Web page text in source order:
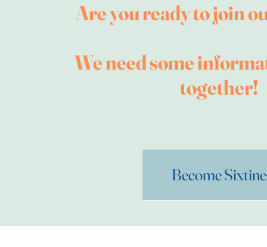
Are you ready to join
We need some
together!
Become Sixtine